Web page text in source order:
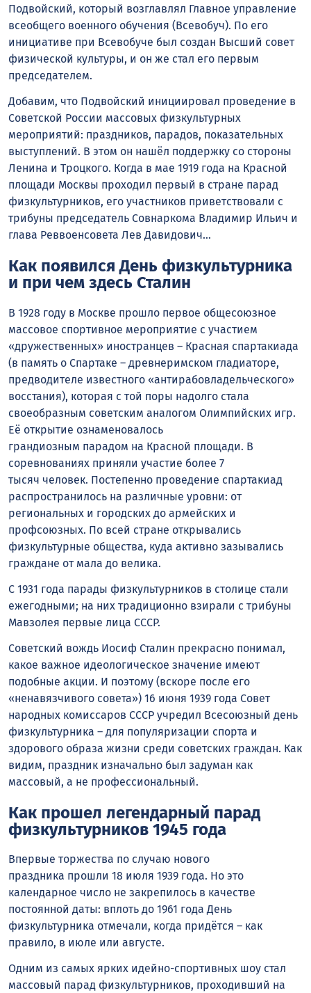
Подвойский, который возглавлял Главное управление
всеобщего военного обучения (Всевобуч). По его
инициативе при Всевобуче был создан Высший совет
физической культуры, и он же стал его первым
председателем.
Добавим, что Подвойский инициировал проведение в
Советской России массовых физкультурных
мероприятий: праздников, парадов, показательных
выступлений. В этом он нашёл поддержку со стороны
Ленина и Троцкого. Когда в мае 1919 года на Красной
площади Москвы проходил первый в стране парад
физкультурников, его участников приветствовали с
трибуны председатель Совнаркома Владимир Ильич и
глава Реввоенсовета Лев Давидович…
Как появился День физкультурника
и при чем здесь Сталин
В 1928 году в Москве прошло первое общесоюзное
массовое спортивное мероприятие с участием
«дружественных» иностранцев – Красная спартакиада
(в память о Спартаке – древнеримском гладиаторе,
предводителе известного «антирабовладельческого»
восстания), которая с той поры надолго стала
своеобразным советским аналогом Олимпийских игр.
Её открытие ознаменовалось
грандиозным парадом на Красной площади. В
соревнованиях приняли участие более 7
тысяч человек. Постепенно проведение спартакиад
распространилось на различные уровни: от
региональных и городских до армейских и
профсоюзных. По всей стране открывались
физкультурные общества, куда активно зазывались
граждане от мала до велика.
С 1931 года парады физкультурников в столице стали
ежегодными; на них традиционно взирали с трибуны
Мавзолея первые лица СССР.
Советский вождь Иосиф Сталин прекрасно понимал,
какое важное идеологическое значение имеют
подобные акции. И поэтому (вскоре после его
«ненавязчивого совета») 16 июня 1939 года Совет
народных комиссаров СССР учредил Всесоюзный день
физкультурника – для популяризации спорта и
здорового образа жизни среди советских граждан. Как
видим, праздник изначально был задуман как
массовый, а не профессиональный.
Как прошел легендарный парад
физкультурников 1945 года
Впервые торжества по случаю нового
праздника прошли 18 июля 1939 года. Но это
календарное число не закрепилось в качестве
постоянной даты: вплоть до 1961 года День
физкультурника отмечали, когда придётся – как
правило, в июле или августе.
Одним из самых ярких идейно-спортивных шоу стал
массовый парад физкультурников, проходивший на